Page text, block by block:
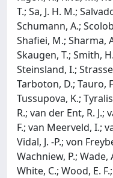
T.; Sa, J. H. M.;
Schumann, A.;
Shafiei, M.; Sharma,
Skaugen, T.; Smith,
Steinsland, I.;
Tarboton, D.; Tauro,
Tussupova, K.;
R.; van der Ent, R. J.;
F.; van Meerveld, I.;
Vidal, J. -P.; von
Wachniew, P.; Wade,
White, C.; Wood, E.